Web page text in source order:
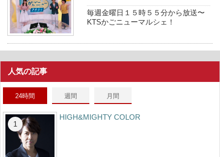
毎週金曜日１５時５５分から放送〜
KTSかごニューマルシェ！
人気の記事
24時間 週間 月間
HIGH&MIGHTY COLOR